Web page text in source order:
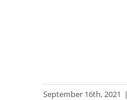
September 16th, 2021 |